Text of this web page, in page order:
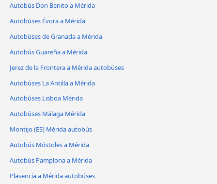
Autobús Don Benito a Mérida
Autobúses Évora a Mérida
Autobúses de Granada a Mérida
Autobús Guareña a Mérida
Jerez de la Frontera a Mérida autobúses
Autobúses La Antilla a Mérida
Autobúses Lisboa Mérida
Autobúses Málaga Mérida
Montijo (ES) Mérida autobús
Autobús Móstoles a Mérida
Autobús Pamplona a Mérida
Plasencia a Mérida autobúses